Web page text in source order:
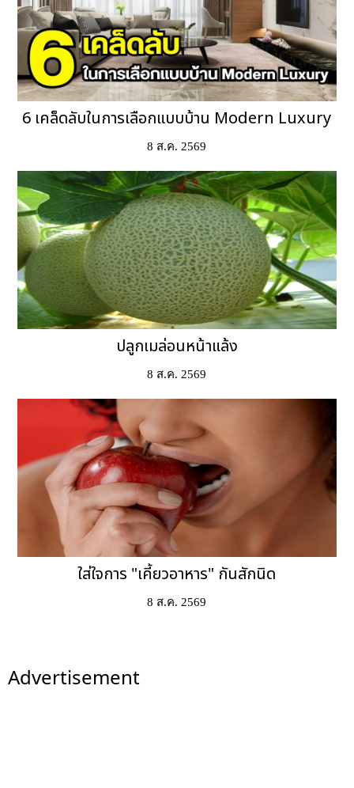
6 เคล็ดลับในการเลือกแบบบ้าน Modern Luxury
8 ส.ค. 2569
ปลูกเมล่อนหน้าแล้ง
8 ส.ค. 2569
ใส่ใจการ "เคี้ยวอาหาร" กันสักนิด
8 ส.ค. 2569
Advertisement